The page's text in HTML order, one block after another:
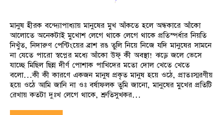
মানুষ হীরক বন্দ্যোপাধ্যায় মানুষের মুখ আঁকতে হলে অন্ধকারে আঁকো
আলোতে অনেকটাই মুখোশ লেগে থাকে লেগে থাকে প্রতিস্পর্ধার নিয়তি
নিখুঁত, নিদারুণ পেন্টিংয়ের ব্রাশ রঙ তুলি নিয়ে নিজে যদি মানুষের সামনে
না যেতে পারো স্বপ্নের মধ্যে আঁকো উফ্ কী অবস্থা! ঝড়ে জলে ভেসে
যাচ্ছে মিছিল ছিন্ন দীর্ণ পোশাক পাখিদের মতো দোল খেতে খেতে
বলো…কী কী কারণে একজন মানুষ প্রকৃত মানুষ হয়ে ওঠে, প্রাতঃস্মরণীয়
হয়ে ওঠে আমি জানি না ওঃ বর্ষাফলক তুমি জানো, মানুষের মুখের প্রতিটি
রেখায় কতটা দুঃখ লেগে থাকে, শ্রুতিসুখকর…